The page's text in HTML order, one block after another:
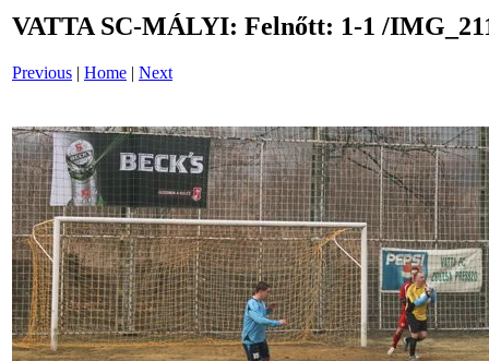
VATTA SC-MÁLYI: Felnőtt: 1-1 /
Previous | Home | Next